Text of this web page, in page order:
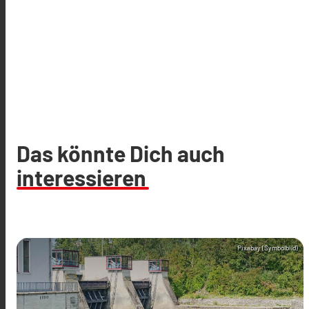
Das könnte Dich auch
interessieren
Pixabay (Symbolbild)